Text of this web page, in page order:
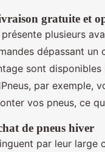
gratuite et
présente plusieurs
dépassant
sont
par exemple,
vos pneus, ce
de pneus hiver
par leur